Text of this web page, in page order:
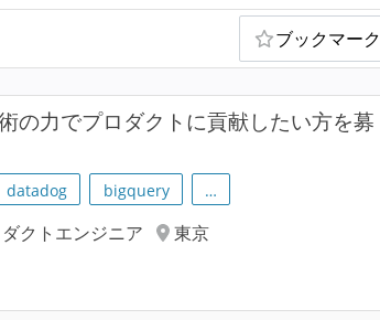
ブックマーク
の力でプロダクトに貢献したい方を募
datadog bigquery …
クトエンジニア
東京